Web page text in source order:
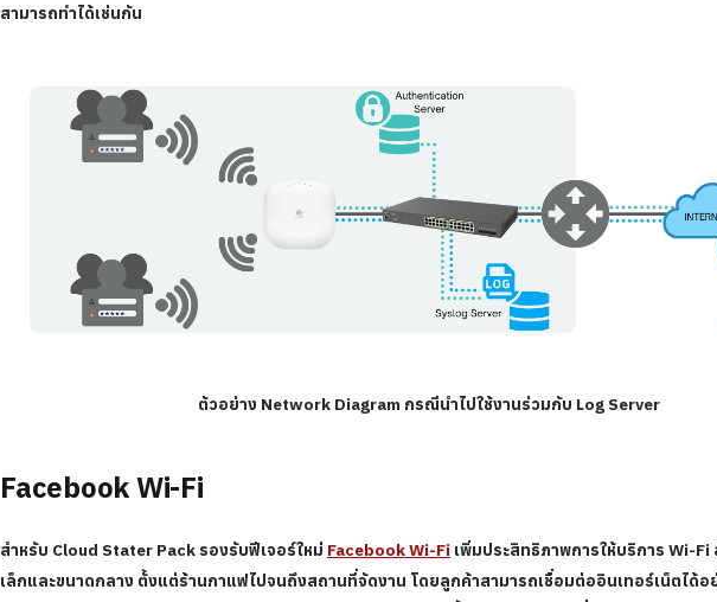
สามารถทำได้เช่นกัน
ตัวอย่าง Network Diagram กรณีนำไปใช้งานร่วมกับ Log Server
Facebook Wi-Fi
สำหรับ Cloud Stater Pack รองรับฟีเจอร์ใหม่ Facebook Wi-Fi เพิ่มประสิทธิภาพการให้บริการ Wi-Fi
เล็กและขนาดกลาง ตั้งแต่ร้านกาแฟไปจนถึงสถานที่จัดงาน โดยลูกค้าสามารถเชื่อมต่ออินเทอร์เน็ตได้อ